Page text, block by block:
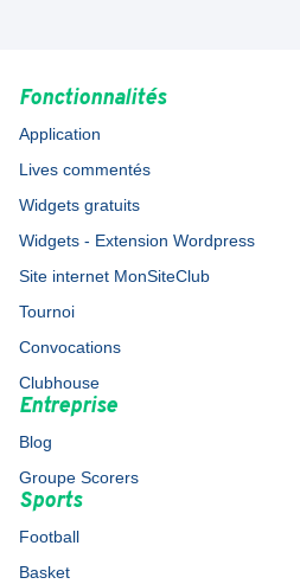
Fonctionnalités
Application
Lives commentés
Widgets gratuits
Widgets - Extension Wordpress
Site internet MonSiteClub
Tournoi
Convocations
Clubhouse
Entreprise
Blog
Groupe Scorers
Sports
Football
Basket